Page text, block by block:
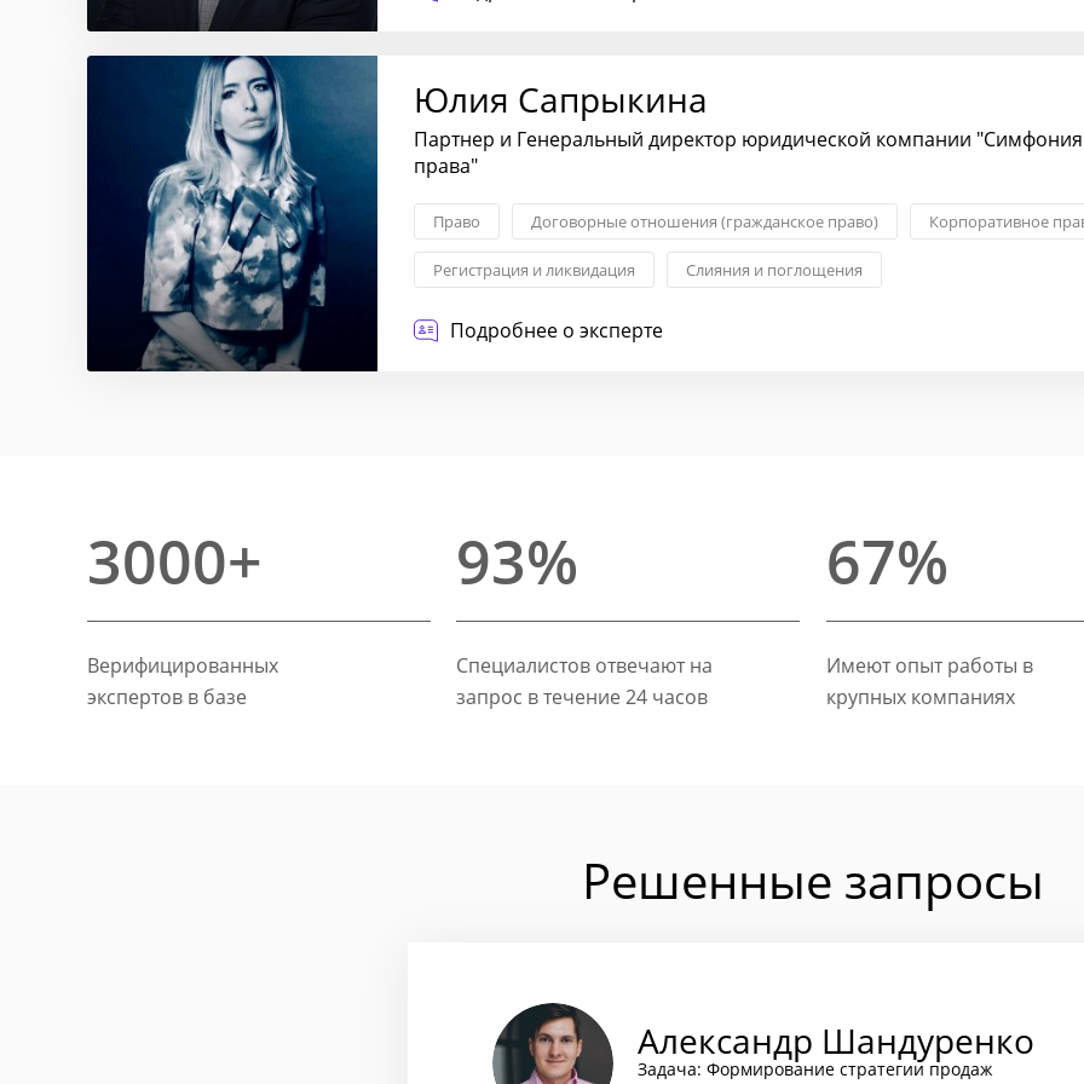
Юлия Сапрыкина
Партнер и Генеральный директор юридической компании "Симфония
права"
Право Договорные отношения (гражданское право) Корпоративное
Регистрация и ликвидация Слияния и поглощения
Трудовые отношения и споры
Подробнее о эксперте
3000+
Верифицированных
экспертов в базе
93%
Специалистов отвечают на
запрос в течение 24 часов
67%
Имеют опыт работы в
крупных компаниях
Решенные запросы
Александр Шандуренко
Задача: Формирование стратегии продаж